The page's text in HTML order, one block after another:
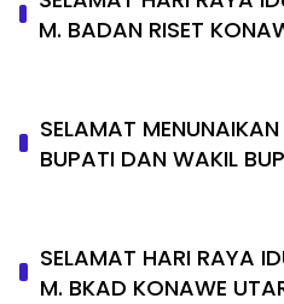
M. BADAN RISET
SELAMAT
BUPATI DAN WAKIL
SELAMAT HARI RAYA
M. BKAD KONAWE